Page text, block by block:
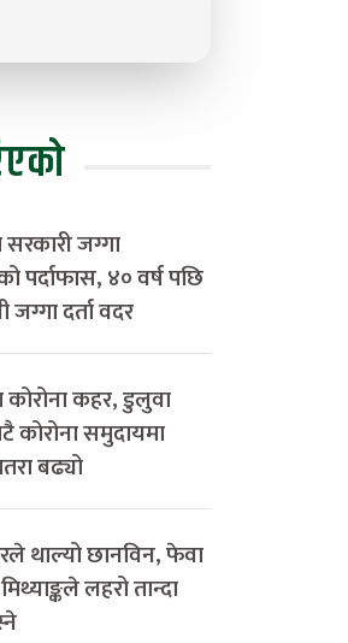
सरकारी जग्गा
पर्दाफास, ४० वर्ष पछि
जग्गा दर्ता वदर
कोरोना कहर, डुलुवा
कोरोना समुदायमा
बढ्यो
थाल्यो छानविन, फेवा
लहरो तान्दा